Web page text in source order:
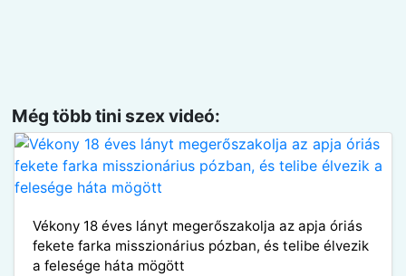
Még több tini szex videó:
Vékony 18 éves lányt megerőszakolja az apja óriás
fekete farka misszionárius pózban, és telibe élvezik
a felesége háta mögött